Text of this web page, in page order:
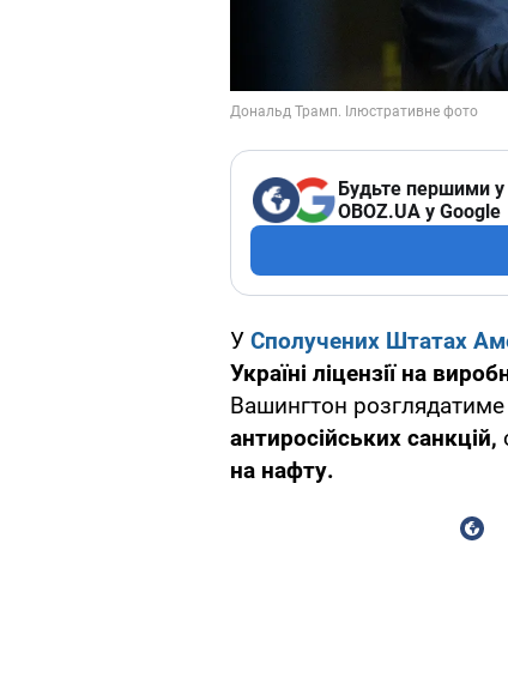
Будьте першими у
OBOZ.UA у Google
У Сполучених Штатах
Україні ліцензії на
Вашингтон
антиросійських санкцій,
на нафту.